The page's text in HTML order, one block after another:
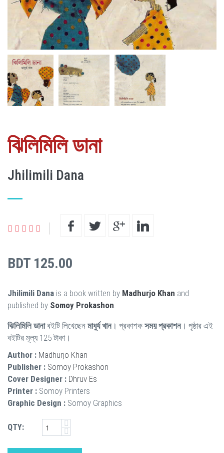
ঝিলিমিলি ডানা
Jhilimili Dana
BDT 125.00
Jhilimili Dana is a book written by Madhurjo Khan and
published by Somoy Prokashon
ঝিলিমিলি ডানাবইটি লিখেছেন মাধুর্য খান। প্রকাশক সময় প্রকাশন। পৃষ্ঠার এই
বইটির মূল্য 125 টাকা।
Author : Madhurjo Khan
Publisher : Somoy Prokashon
Cover Designer : Dhruv Es
Printer : Somoy Printers
Graphic Design : Somoy Graphics
QTY: